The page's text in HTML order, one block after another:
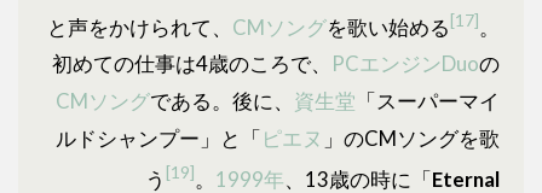
と声をかけられて、 CMソングを歌い始める[17]。
初めての仕事は4歳のころで、 PCエンジンDuoの
CMソングである。後に、 資生堂 「スーパーマイ
ルドシャンプー」と「ピエヌ 」のCMソングを歌
う [19]。 1999年、13歳の時に「Eternal